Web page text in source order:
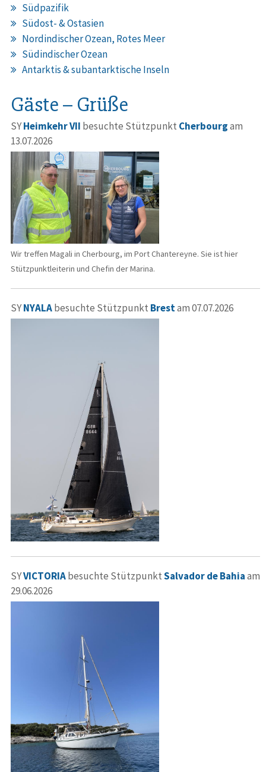
Südpazifik
Südost- & Ostasien
Nordindischer Ozean, Rotes Meer
Südindischer Ozean
Antarktis & subantarktische Inseln
Gäste – Grüße
SYHeimkehr VII besuchte Stützpunkt Cherbourgam
13.07.2026
Wir treffen Magali in Cherbourg, im Port Chantereyne. Sie ist hier
Stützpunktleiterin und Chefin der Marina.
SYNYALAbesuchte Stützpunkt Brestam 07.07.2026
SYVICTORIAbesuchte StützpunktSalvador de Bahiaam
29.06.2026